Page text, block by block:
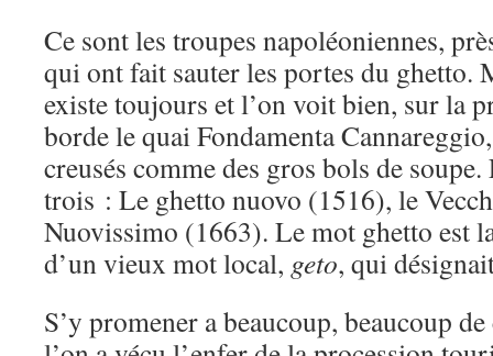
Ce sont les troupes napoléoniennes,
qui ont fait sauter les portes du ghetto.
existe toujours et l’on voit bien, sur la
borde le quai Fondamenta
creusés comme des gros bols de
trois : Le ghetto nuovo (1516), le
Nuovissimo (1663). Le mot ghetto est
d’un vieux mot local, geto, qui
S’y promener a beaucoup, beaucoup